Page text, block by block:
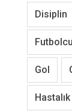
Disiplin
Futbolcu
Gol
Hastalık